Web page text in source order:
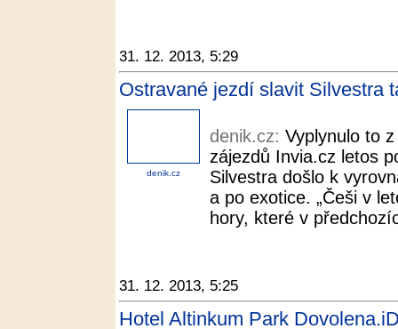
31. 12. 2013, 5:29
Ostravané jezdí slavit Silvestra
denik.cz
denik.cz: Vyplynulo to
zájezdů Invia.cz letos
Silvestra došlo k
a po exotice. „Češi v
hory, které v
31. 12. 2013, 5:25
Hotel Altinkum Park